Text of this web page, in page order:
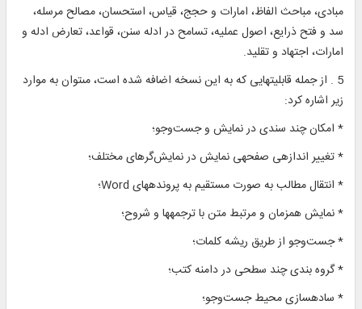
مبادی، مباحث الفاظ، امارات و حجج، قیاس، استحسان، مصالح مرسله،
سد و فتح ذرایع، اصول عملیه، تسامح در ادله سنن، قواعد، تعارض ادله و
امارات، اجتهاد و تقلید.
5 . از جمله قابليت‏هايى كه به این نسخه اضافه شده است، مى‏توان به موارد
زير اشاره كرد:
* امكان چند سندى در نمايش و جست‌وجو؛
* تغيير اندازه‏ى صفحه‏ى نمايش در نمايش‌گرهاى مختلف؛
* انتقال مطالب به صورت مستقيم به پرونده‏هاى Word؛
* نمايش هم‏زمان و مرتبط متن با ترجمه‏ها و شروح؛
* جست‌وجو از طريق ريشه كلمات؛
* گروه بندی چند سطحی در دامنه کتب؛
* ساده‏سازى محيط جست‌وجو؛